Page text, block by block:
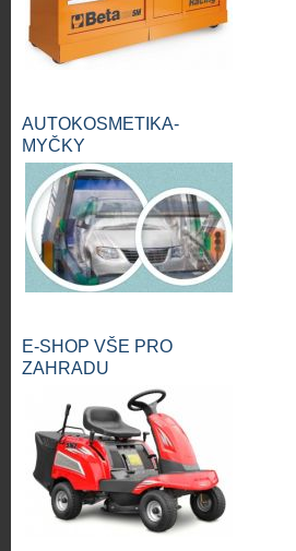
AUTOKOSMETIKA-
MYČKY
E-SHOP VŠE PRO
ZAHRADU